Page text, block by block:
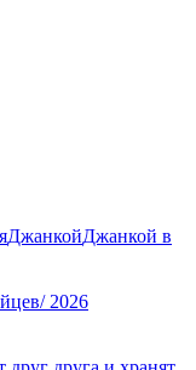
ДжанкойДжанкой в
2026